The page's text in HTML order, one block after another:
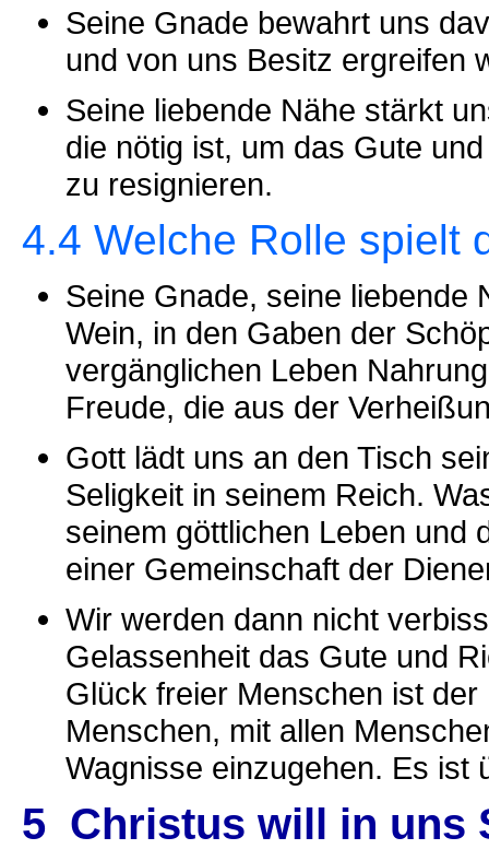
Seine Gnade bewahrt uns
und von uns Besitz ergreifen
Seine liebende Nähe stärkt
die nötig ist, um das Gute
zu resignieren.
4.4 Welche Rolle spielt
Seine Gnade, seine liebende
Wein, in den Gaben der
vergänglichen Leben
Freude, die aus der
Gott lädt uns an den Tisch
Seligkeit in seinem Reich.
seinem göttlichen Leben und
einer Gemeinschaft der
Wir werden dann nicht
Gelassenheit das Gute und
Glück freier Menschen ist
Menschen, mit allen
Wagnisse einzugehen. Es ist
5 Christus will in uns